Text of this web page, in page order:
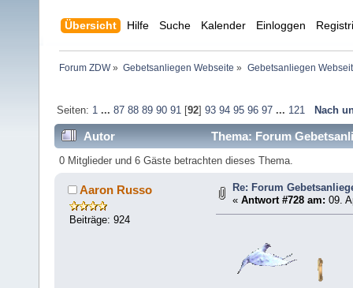
Übersicht Hilfe Suche Kalender Einloggen
Forum ZDW» Gebetsanliegen Webseite » Gebetsanliegen
Seiten: 1 ... 87 88 89 90 91[92] 93 94 95 96 97 ... 121 Nach
Autor Thema: Forum
0 Mitglieder und 6 Gäste betrachten dieses Thema.
Aaron Russo
Beiträge: 924
Re: Forum
«Antwort #728 am: 09.